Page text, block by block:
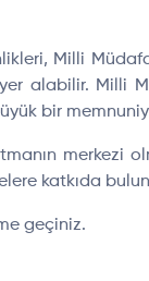
Milli
alabilir. Milli
bir
merkezi
katkıda
geçiniz.